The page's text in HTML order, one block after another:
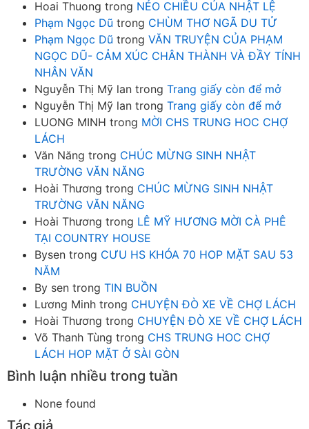
Hoai Thuong trong NẺO CHIỀU CỦA NHẬT LỆ
Phạm Ngọc Dũ trong CHÙM THƠ NGÃ DU TỬ
Phạm Ngọc Dũ trong VĂN TRUYỆN CỦA PHẠM
NGỌC DŨ- CẢM XÚC CHÂN THÀNH VÀ ĐẦY TÍNH
NHÂN VĂN
Nguyễn Thị Mỹ lan trong Trang giấy còn để mở
Nguyễn Thị Mỹ lan trong Trang giấy còn để mở
LUONG MINH trong MỜI CHS TRUNG HOC CHỢ
LÁCH
Văn Năng trong CHÚC MỪNG SINH NHẬT
TRƯỜNG VĂN NĂNG
Hoài Thương trong CHÚC MỪNG SINH NHẬT
TRƯỜNG VĂN NĂNG
Hoài Thương trong LÊ MỸ HƯƠNG MỜI CÀ PHÊ
TẠI COUNTRY HOUSE
Bysen trong CƯU HS KHÓA 70 HOP MẶT SAU 53
NĂM
By sen trong TIN BUỒN
Lương Minh trong CHUYỆN ĐÒ XE VỀ CHỢ LÁCH
Hoài Thương trong CHUYỆN ĐÒ XE VỀ CHỢ LÁCH
Võ Thanh Tùng trong CHS TRUNG HOC CHỢ
LÁCH HOP MẶT Ở SÀI GÒN
Bình luận nhiều trong tuần
None found
Tác giả